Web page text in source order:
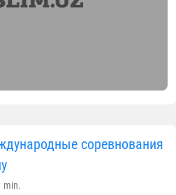
соревнования
min.